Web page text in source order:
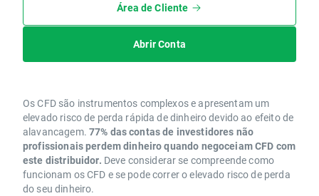
Área de Cliente
Abrir Conta
Os CFD são instrumentos complexos e apresentam um
elevado risco de perda rápida de dinheiro devido ao efeito de
alavancagem. 77% das contas de investidores não
profissionais perdem dinheiro quando negoceiam CFD com
este distribuidor. Deve considerar se compreende como
funcionam os CFD e se pode correr o elevado risco de perda
do seu dinheiro.